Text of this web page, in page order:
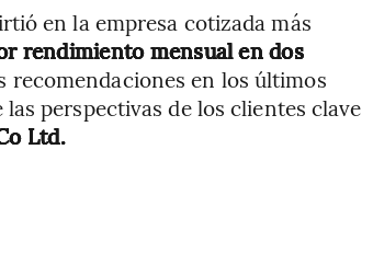
en la empresa cotizada más
rendimiento mensual en dos
recomendaciones en los últimos
perspectivas de los clientes clave
Ltd.